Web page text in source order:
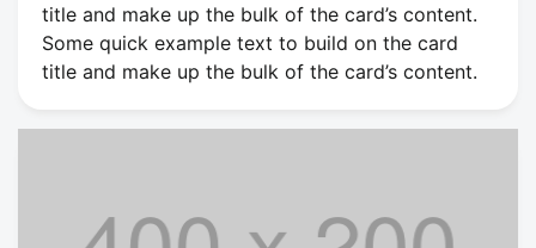
title and make up the bulk of the card’s content.
Some quick example text to build on the card
title and make up the bulk of the card’s content.